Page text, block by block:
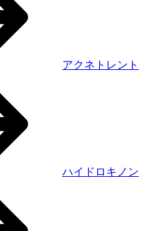
アクネトレント
ハイドロキノン